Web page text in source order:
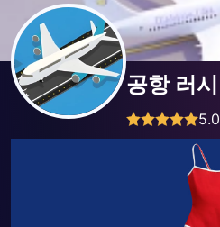
공항 러시
5.0